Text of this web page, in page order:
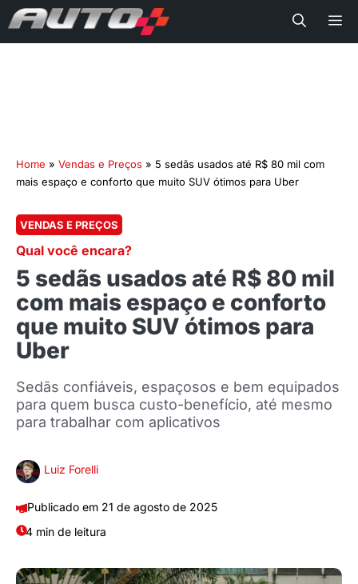
Home » Vendas e Preços » 5 sedãs usados até R$ 80 mil com
mais espaço e conforto que muito SUV ótimos para Uber
VENDAS E PREÇOS
Qual você encara?
5 sedãs usados até R$ 80 mil
com mais espaço e conforto
que muito SUV ótimos para
Uber
Sedãs confiáveis, espaçosos e bem equipados
para quem busca custo-benefício, até mesmo
para trabalhar com aplicativos
Luiz Forelli
21 de agosto de 2025
4 min de leitura